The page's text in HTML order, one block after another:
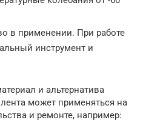
в применении. При работе
инструмент и
и альтернатива
может применяться на
и ремонте, например: